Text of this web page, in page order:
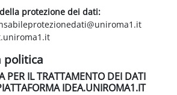
protezione dei dati:
politica
PER IL TRATTAMENTO DEI DATI
IDEA.UNIROMA1.IT